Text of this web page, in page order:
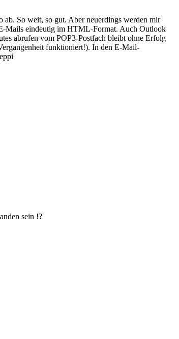
So weit, so gut. Aber neuerdings werden mir
Mails eindeutig im HTML-Format. Auch Outlook
abrufen vom POP3-Postfach bleibt ohne Erfolg
funktioniert!). In den E-Mail-
sein !?